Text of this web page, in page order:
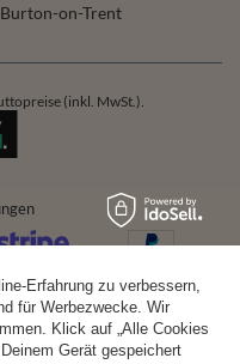
Burton-on-Trent
(inkl. MwSt.).
Erfahrung zu verbessern,
für Werbezwecke. Wir
Klick auf „Alle Cookies
Gerät gespeichert